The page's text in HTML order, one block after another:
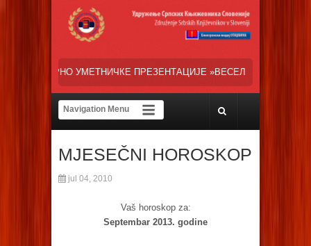
»ВЕСЕЛИ ДАНИ СРПСКЕ ДИЈАСПОРЕ« НАША
MJESEČNI HOROSKOP
jul 04, 2010
Vaš horoskop za:
Septembar 2013. godine